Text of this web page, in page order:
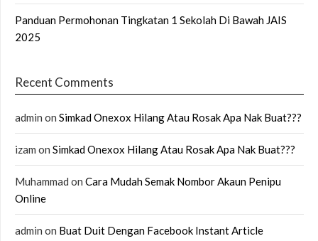
Panduan Permohonan Tingkatan 1 Sekolah Di Bawah JAIS
2025
Recent Comments
admin on Simkad Onexox Hilang Atau Rosak Apa Nak Buat???
izam on Simkad Onexox Hilang Atau Rosak Apa Nak Buat???
Muhammad on Cara Mudah Semak Nombor Akaun Penipu
Online
admin on Buat Duit Dengan Facebook Instant Article